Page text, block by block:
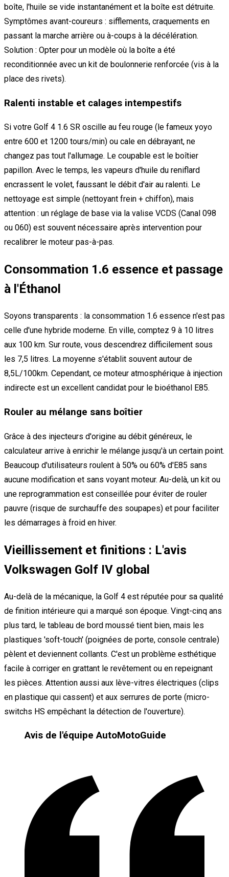
boîte, l'huile se vide instantanément et la boîte est détruite.
Symptômes avant-coureurs : sifflements, craquements en
passant la marche arrière ou à-coups à la décélération.
Solution : Opter pour un modèle où la boîte a été
reconditionnée avec un kit de boulonnerie renforcée (vis à la
place des rivets).
Ralenti instable et calages intempestifs
Si votre Golf 4 1.6 SR oscille au feu rouge (le fameux yoyo
entre 600 et 1200 tours/min) ou cale en débrayant, ne
changez pas tout l'allumage. Le coupable est le boîtier
papillon. Avec le temps, les vapeurs d'huile du reniflard
encrassent le volet, faussant le débit d'air au ralenti. Le
nettoyage est simple (nettoyant frein + chiffon), mais
attention : un réglage de base via la valise VCDS (Canal 098
ou 060) est souvent nécessaire après intervention pour
recalibrer le moteur pas-à-pas.
Consommation 1.6 essence et passage
à l'Éthanol
Soyons transparents : la consommation 1.6 essence n'est pas
celle d'une hybride moderne. En ville, comptez 9 à 10 litres
aux 100 km. Sur route, vous descendrez difficilement sous
les 7,5 litres. La moyenne s'établit souvent autour de
8,5L/100km. Cependant, ce moteur atmosphérique à injection
indirecte est un excellent candidat pour le bioéthanol E85.
Rouler au mélange sans boîtier
Grâce à des injecteurs d'origine au débit généreux, le
calculateur arrive à enrichir le mélange jusqu'à un certain point.
Beaucoup d'utilisateurs roulent à 50% ou 60% d'E85 sans
aucune modification et sans voyant moteur. Au-delà, un kit ou
une reprogrammation est conseillée pour éviter de rouler
pauvre (risque de surchauffe des soupapes) et pour faciliter
les démarrages à froid en hiver.
Vieillissement et finitions : L'avis
Volkswagen Golf IV global
Au-delà de la mécanique, la Golf 4 est réputée pour sa qualité
de finition intérieure qui a marqué son époque. Vingt-cinq ans
plus tard, le tableau de bord moussé tient bien, mais les
plastiques 'soft-touch' (poignées de porte, console centrale)
pèlent et deviennent collants. C'est un problème esthétique
facile à corriger en grattant le revêtement ou en repeignant
les pièces. Attention aussi aux lève-vitres électriques (clips
en plastique qui cassent) et aux serrures de porte (micro-
switchs HS empêchant la détection de l'ouverture).
Avis de l'équipe AutoMotoGuide